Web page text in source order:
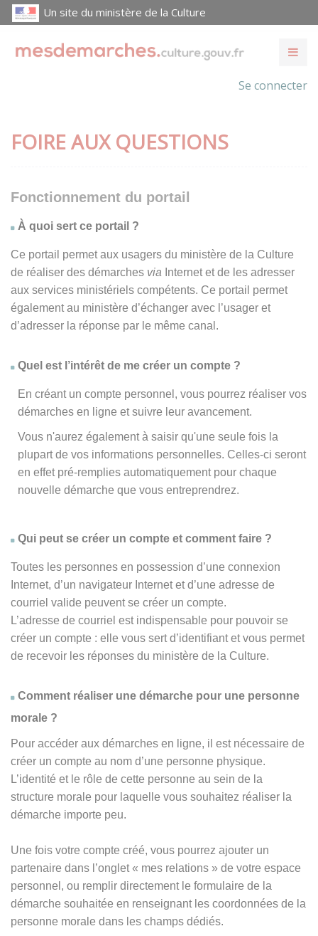
Un site du ministère de la Culture
Se connecter
FOIRE AUX QUESTIONS
Fonctionnement du portail
À quoi sert ce portail ?
Ce portail permet aux usagers du ministère de la Culture
de réaliser des démarches via Internet et de les adresser
aux services ministériels compétents. Ce portail permet
également au ministère d’échanger avec l’usager et
d’adresser la réponse par le même canal.
Quel est l’intérêt de me créer un compte ?
En créant un compte personnel, vous pourrez réaliser vos
démarches en ligne et suivre leur avancement.
Vous n'aurez également à saisir qu'une seule fois la
plupart de vos informations personnelles. Celles-ci seront
en effet pré-remplies automatiquement pour chaque
nouvelle démarche que vous entreprendrez.
Qui peut se créer un compte et comment faire ?
Toutes les personnes en possession d’une connexion
Internet, d’un navigateur Internet et d’une adresse de
courriel valide peuvent se créer un compte.
L’adresse de courriel est indispensable pour pouvoir se
créer un compte : elle vous sert d’identifiant et vous permet
de recevoir les réponses du ministère de la Culture.
Comment réaliser une démarche pour une personne
morale ?
Pour accéder aux démarches en ligne, il est nécessaire de
créer un compte au nom d’une personne physique.
L’identité et le rôle de cette personne au sein de la
structure morale pour laquelle vous souhaitez réaliser la
démarche importe peu.
Une fois votre compte créé, vous pourrez ajouter un
partenaire dans l’onglet « mes relations » de votre espace
personnel, ou remplir directement le formulaire de la
démarche souhaitée en renseignant les coordonnées de la
personne morale dans les champs dédiés.